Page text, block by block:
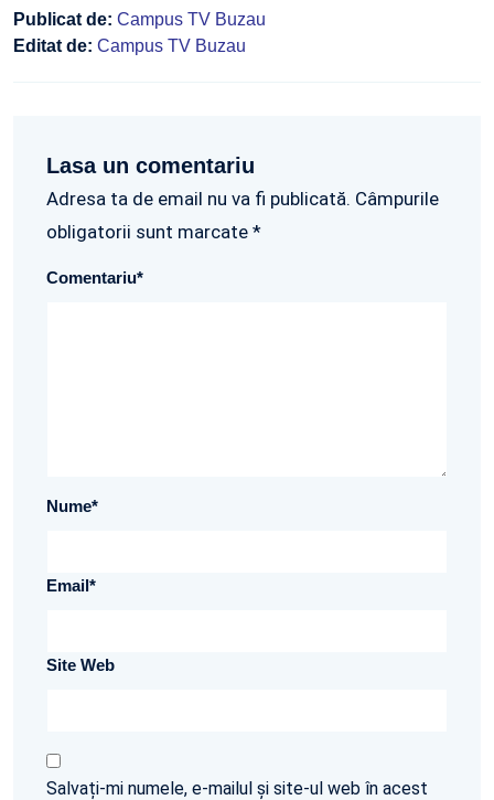
Publicat de: Campus TV Buzau
Editat de: Campus TV Buzau
Lasa un comentariu
Adresa ta de email nu va fi publicată. Câmpurile
obligatorii sunt marcate *
Comentariu*
Nume*
Email*
Site Web
Salvați-mi numele, e-mailul și site-ul web în acest